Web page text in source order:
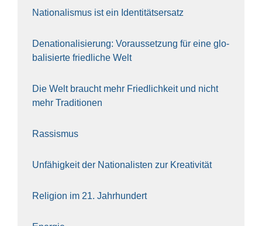
Natio­na­lis­mus ist ein Iden­ti­täts­er­satz
Dena­tio­na­li­sie­rung: Vor­aus­set­zung für eine glo­
ba­li­sier­te fried­li­che Welt
Die Welt braucht mehr Fried­lich­keit und nicht
mehr Tra­di­tio­nen
Ras­sis­mus
Unfä­hig­keit der Natio­na­lis­ten zur Krea­ti­vi­tät
Reli­gi­on im 21. Jahr­hun­dert